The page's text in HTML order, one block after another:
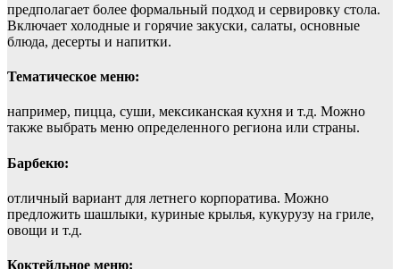
предполагает более формальный подход и сервировку стола.
Включает холодные и горячие закуски, салаты, основные
блюда, десерты и напитки.
Тематическое меню:
например, пицца, суши, мексиканская кухня и т.д. Можно
также выбрать меню определенного региона или страны.
Барбекю:
отличный вариант для летнего корпоратива. Можно
предложить шашлыки, куриные крылья, кукурузу на гриле,
овощи и т.д.
Коктейльное меню: